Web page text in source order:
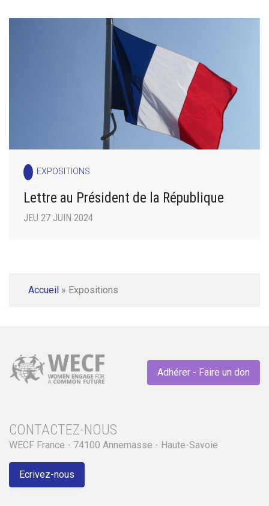
EXPOSITIONS
Lettre au Président de la République
JEU 27 JUIN 2024
Accueil » Expositions
Adhérer - Faire un don
CONTACTEZ-NOUS
WECF France - 74100 Annemasse - Haute-Savoie
Ecrivez-nous